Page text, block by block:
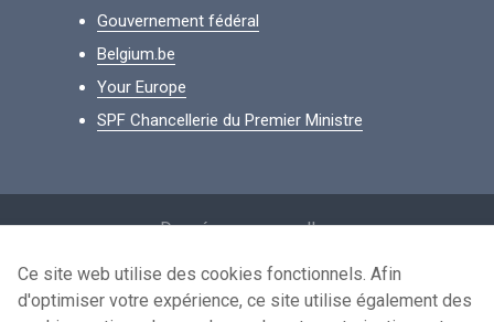
Gouvernement fédéral
Belgium.be
Your Europe
SPF Chancellerie du Premier Ministre
Données personnelles
Conditions de réutilisation
Contactez-nous
Ce site web utilise des cookies fonctionnels. Afin
d'optimiser votre expérience, ce site utilise également des